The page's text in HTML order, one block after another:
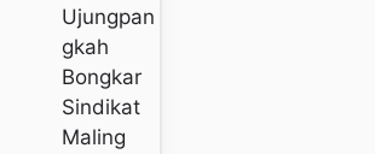
Ujungpan
Gkah
Bongkar
Sindikat
Maling